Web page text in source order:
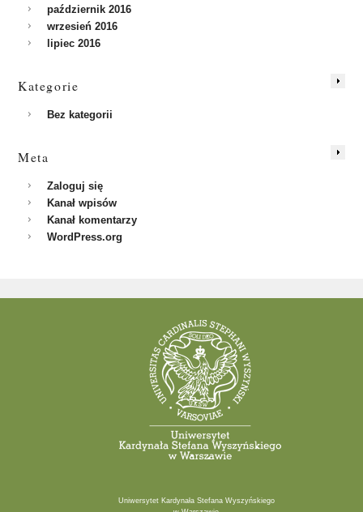
październik 2016
wrzesień 2016
lipiec 2016
Kategorie
Bez kategorii
Meta
Zaloguj się
Kanał wpisów
Kanał komentarzy
WordPress.org
Uniwersytet Kardynała Stefana Wyszyńskiego